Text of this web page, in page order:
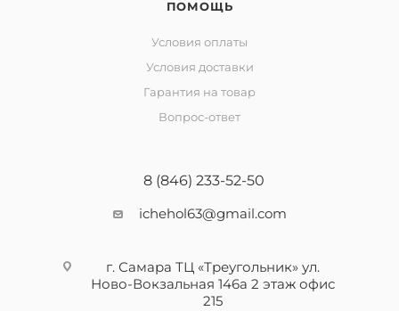
ПОМОЩЬ
Условия оплаты
Условия доставки
Гарантия на товар
Вопрос-ответ
8 (846) 233-52-50
ichehol63@gmail.com
г. Самара ТЦ «Треугольник» ул.
Ново-Вокзальная 146а 2 этаж офис
215